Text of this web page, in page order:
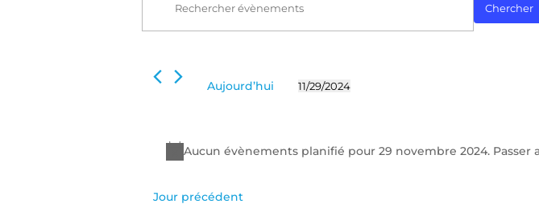
29
2024
Notice
Aucun évènements planifié pour 29 novembre 2024. Passer
vues
Évènements
Évènements
Chercher
Aujourd’hui 11/29/2024
Jour précédent